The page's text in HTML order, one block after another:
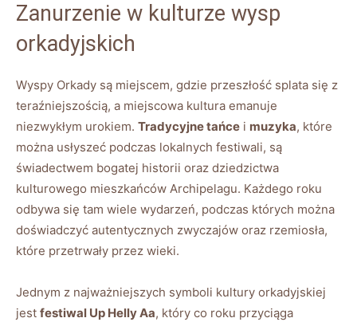
Zanurzenie w kulturze wysp
orkadyjskich
Wyspy Orkady są miejscem, gdzie przeszłość splata się z
teraźniejszością, a miejscowa kultura emanuje
niezwykłym urokiem. Tradycyjne tańce i muzyka, które
można usłyszeć podczas lokalnych festiwali, są
świadectwem bogatej historii oraz dziedzictwa
kulturowego mieszkańców Archipelagu. Każdego roku
odbywa się tam wiele wydarzeń, podczas których można
doświadczyć autentycznych zwyczajów oraz rzemiosła,
które przetrwały przez wieki.
Jednym z najważniejszych symboli kultury orkadyjskiej
jest festiwal Up Helly Aa, który co roku przyciąga